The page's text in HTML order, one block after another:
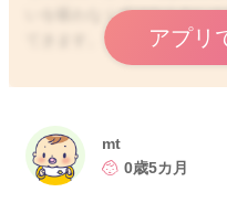
いを吸わなくてはならない
そのため、何かあればおっ
な自然に備わった生きる力
アプリ
mt
0歳5カ月